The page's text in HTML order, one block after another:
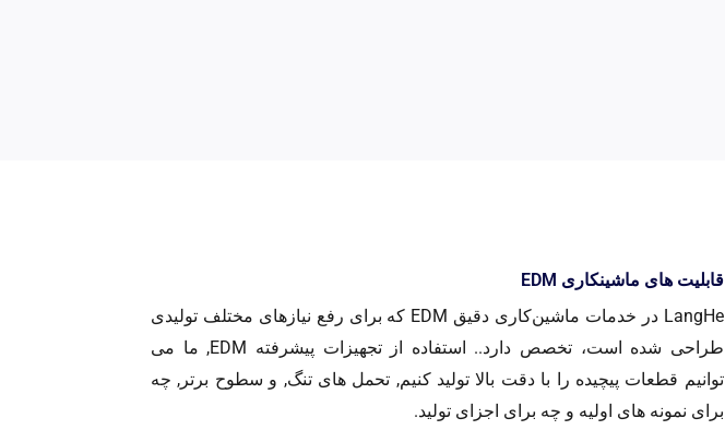
قابلیت های ماشینکاری EDM
LangHe در خدمات ماشین‌کاری دقیق EDM که برای رفع نیازهای مختلف تولیدی
طراحی شده است، تخصص دارد.. استفاده از تجهیزات پیشرفته EDM, ما می
توانیم قطعات پیچیده را با دقت بالا تولید کنیم, تحمل های تنگ, و سطوح برتر, چه
برای نمونه های اولیه و چه برای اجزای تولید.